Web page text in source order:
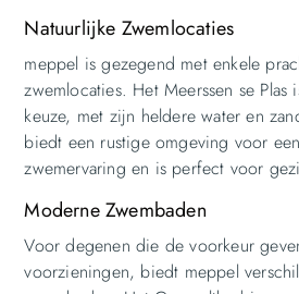
Natuurlijke Zwemlocaties
meppel is gezegend met enkele
zwemlocaties. Het Meerssen se Plas
keuze, met zijn heldere water en
biedt een rustige omgeving voor
zwemervaring en is perfect voor
Moderne Zwembaden
Voor degenen die de voorkeur
voorzieningen, biedt meppel